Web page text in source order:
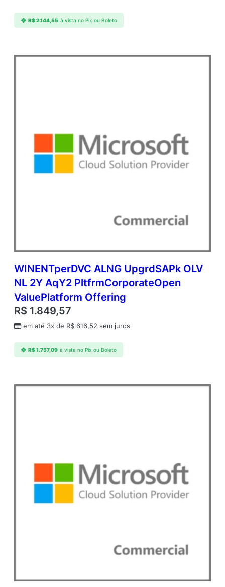
R$2.144,55 à vista no Pix ou Boleto
WINENTperDVC ALNG UpgrdSAPk OLV
NL 2Y AqY2 PltfrmCorporateOpen
ValuePlatform Offering
R$ 1.849,57
em até 3x de R$ 616,52 sem juros
R$1.757,09 à vista no Pix ou Boleto